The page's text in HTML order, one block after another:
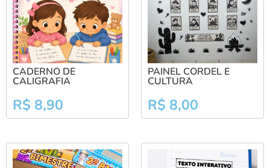
CADERNO DE
CALIGRAFIA
R$ 8,90
PAINEL CORDEL E
CULTURA
R$ 8,00